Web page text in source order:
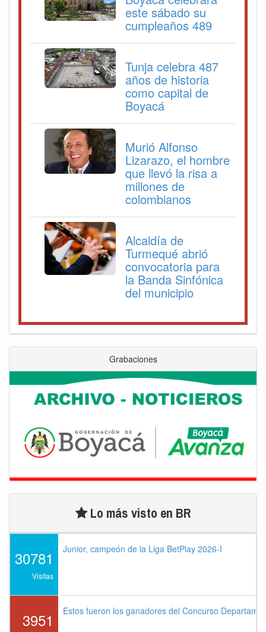
este sábado su
cumpleaños 489
Tunja celebra 487
años de historia
como capital de
Boyacá
Murió Alfonso
Lizarazo, el hombre
que llevó la risa a
millones de
colombianos
Alcaldía de
Turmequé abrió
convocatoria para
la Banda Sinfónica
del municipio
Grabaciones
Lo más visto en BR
30781
Visitas
Junior, campeón de la Liga BetPlay 2026-I
3951 Estos fueron los ganadores del Concurso